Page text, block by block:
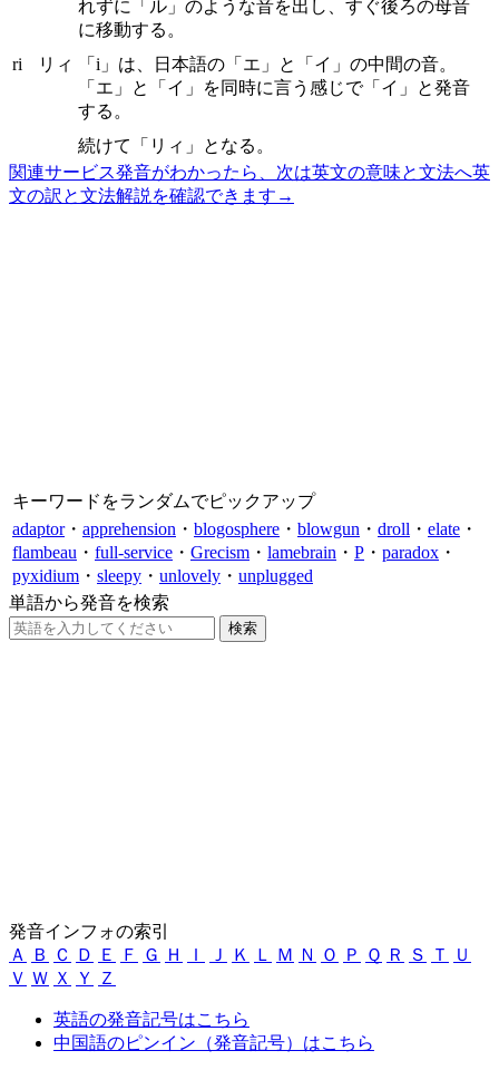
ri リィ
れずに「ル」のような音を出し、すぐ後ろの母音
に移動する。
「i」は、日本語の「エ」と「イ」の中間の音。
「エ」と「イ」を同時に言う感じで「イ」と発音
する。
続けて「リィ」となる。
関連サービス発音がわかったら、次は英文の意味と文法へ英
文の訳と文法解説を確認できます →
キーワードをランダムでピックアップ
adaptor・ apprehension ・ blogosphere ・ blowgun ・ droll ・ elate ・
flambeau ・ full-service ・ Grecism ・ lamebrain ・ P ・ paradox ・
pyxidium ・ sleepy ・ unlovely ・ unplugged
単語から発音を検索
発音インフォの索引
Ａ
Ｂ Ｃ Ｄ Ｅ Ｆ Ｇ Ｈ Ｉ Ｊ Ｋ Ｌ Ｍ Ｎ Ｏ Ｐ Ｑ Ｒ Ｓ Ｔ
Ｕ
Ｖ Ｗ Ｘ Ｙ Ｚ
英語の発音記号はこちら
中国語のピンイン（発音記号）はこちら